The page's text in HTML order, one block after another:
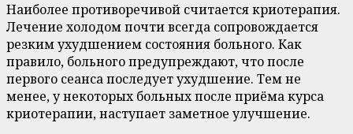
Наиболее противоречивой считается криотерапия.
Лечение холодом почти всегда сопровождается
резким ухудшением состояния больного. Как
правило, больного предупреждают, что после
первого сеанса последует ухудшение. Тем не
менее, у некоторых больных после приёма курса
криотерапии, наступает заметное улучшение.